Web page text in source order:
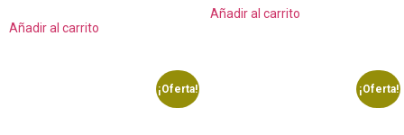
Añadir al carrito
Añadir al carrito
¡Oferta! ¡Oferta!